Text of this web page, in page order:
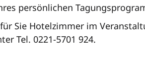
persönlichen
Sie Hotelzimmer im
Tel. 0221-5701 924.